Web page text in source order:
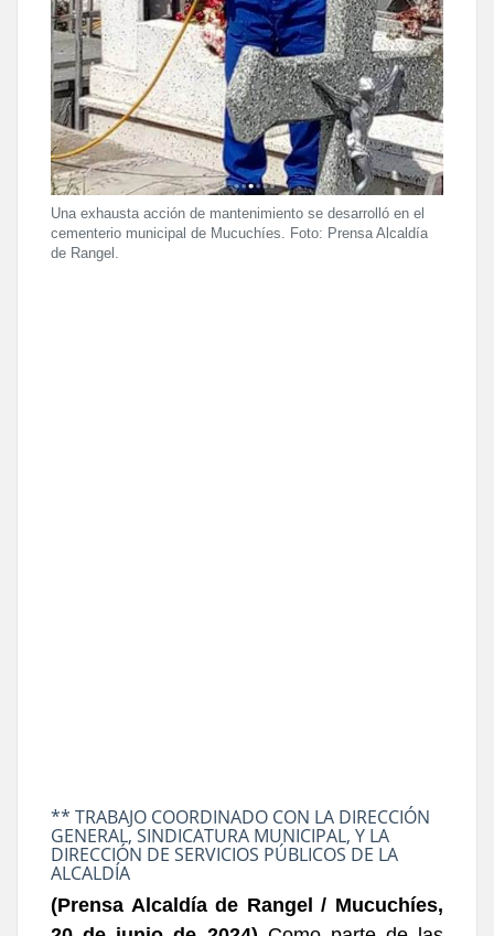
Una exhausta acción de mantenimiento se desarrolló en el
cementerio municipal de Mucuchíes. Foto: Prensa Alcaldía
de Rangel.
** TRABAJO COORDINADO CON LA DIRECCIÓN
GENERAL, SINDICATURA MUNICIPAL, Y LA
DIRECCIÓN DE SERVICIOS PÚBLICOS DE LA
ALCALDÍA
(Prensa Alcaldía de Rangel / Mucuchíes,